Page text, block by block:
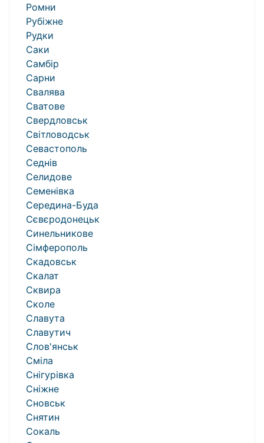
Ромни
Рубіжне
Рудки
Саки
Самбір
Сарни
Свалява
Сватове
Свердловськ
Світловодськ
Севастополь
Седнів
Селидове
Семенівка
Середина-Буда
Сєвєродонецьк
Синельникове
Сімферополь
Скадовськ
Скалат
Сквира
Сколе
Славута
Славутич
Слов'янськ
Сміла
Снігурівка
Сніжне
Сновськ
Снятин
Сокаль